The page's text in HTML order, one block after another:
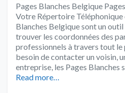
Pages Blanches Belgique
Votre Répertoire Téléphonique
Blanches Belgique sont un
trouver les coordonnées des
professionnels à travers tout le
besoin de contacter un voisin,
entreprise, les Pages Blanches
Read more…